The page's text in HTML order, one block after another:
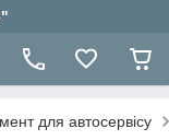
для автосервісу